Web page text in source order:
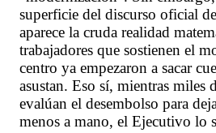
superficie del discurso oficial
aparece la cruda realidad
trabajadores que sostienen el
centro ya empezaron a sacar
asustan. Eso sí, mientras miles
evalúan el desembolso para
menos a mano, el Ejecutivo lo